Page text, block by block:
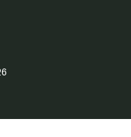
:
d'adapter et de gérer